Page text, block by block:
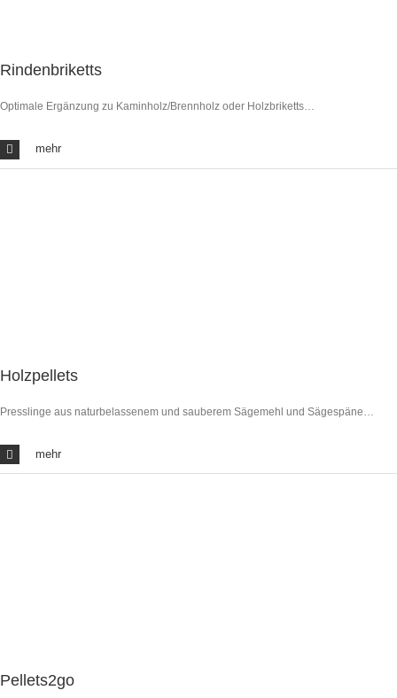
Rindenbriketts
Optimale Ergänzung zu Kaminholz/Brennholz oder Holzbriketts…
mehr
Holzpellets
Presslinge aus naturbelassenem und sauberem Sägemehl und Sägespäne…
mehr
Pellets2go